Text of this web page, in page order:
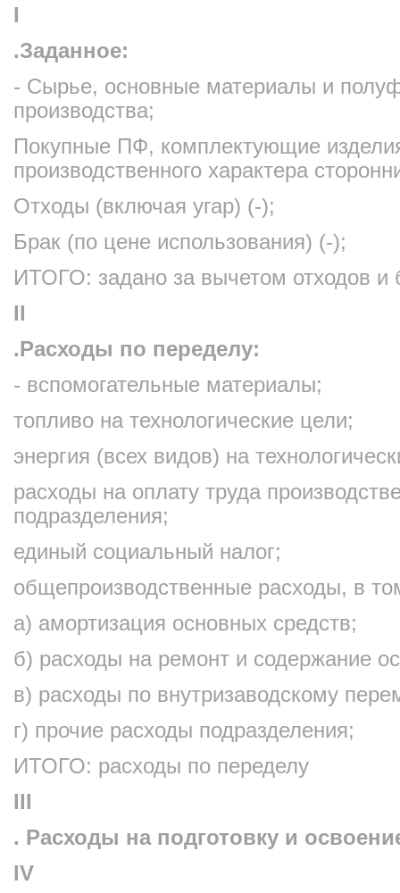
I
.Заданное:
- Сырье, основные материалы и
производства;
Покупные ПФ, комплектующие
производственного характера
Отходы (включая угар) (-);
Брак (по цене использования) (-);
ИТОГО: задано за вычетом отходов и
II
.Расходы по переделу:
- вспомогательные материалы;
топливо на технологические цели;
энергия (всех видов) на
расходы на оплату труда
подразделения;
единый социальный налог;
общепроизводственные расходы, в
а) амортизация основных средств;
б) расходы на ремонт и содержание
в) расходы по внутризаводскому
г) прочие расходы подразделения;
ИТОГО: расходы по переделу
III
. Расходы на подготовку и
IV